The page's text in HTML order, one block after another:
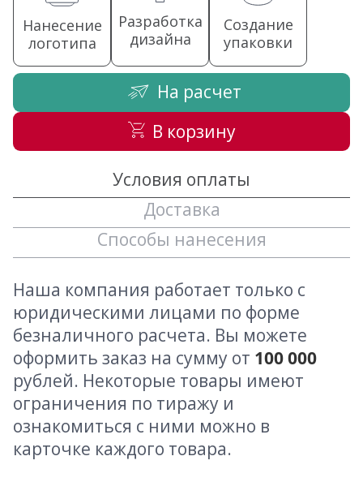
Нанесение
логотипа
Разработка
дизайна
Создание
упаковки
На расчет
В корзину
Условия оплаты
Доставка
Способы нанесения
Наша компания работает только с
юридическими лицами по форме
безналичного расчета. Вы можете
оформить заказ на сумму от 100 000
рублей. Некоторые товары имеют
ограничения по тиражу и
ознакомиться с ними можно в
карточке каждого товара.